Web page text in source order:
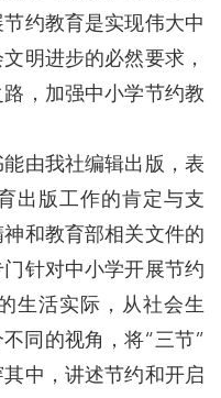
约教育是实现伟大中
明进步的必然要求，
，加强中小学节约教
由我社编辑出版，表
出版工作的肯定与支
和教育部相关文件的
针对中小学开展节约
生活实际，从社会生
同的视角，将“三节”
中，讲述节约和开启